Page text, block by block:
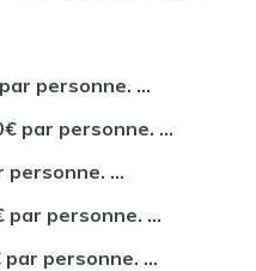
personne. …
par personne. …
personne. …
par personne. …
par personne. …